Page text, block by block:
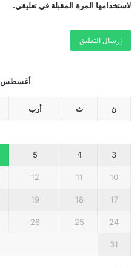
لاستخدامها المرة المقبلة في تعليقي.
أغسطس 2026
ن ث أرب
3
4
5
10
11
12
17
18
19
24
25
26
31